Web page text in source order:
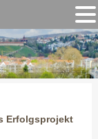
Erfolgsprojekt